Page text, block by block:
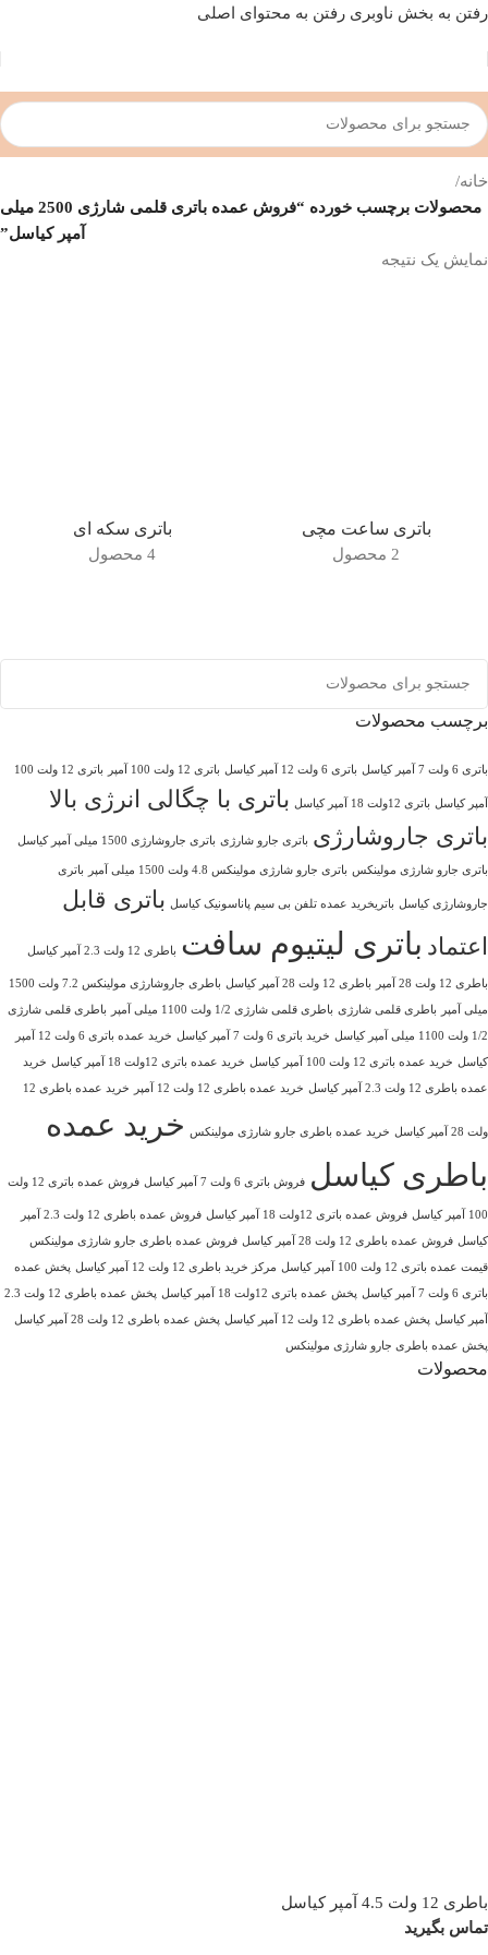
رفتن به بخش ناوبری رفتن به محتوای اصلی
خانه/
محصولات برچسب خورده “فروش عمده باتری قلمی شارژی 2500 میلی
آمپر کیاسل”
نمایش یک نتیجه
باتری ساعت مچی
2 محصول
باتری سکه ای
4 محصول
برچسب محصولات
باتری 6 ولت 7 آمپر کیاسل باتری 6 ولت 12 آمپر کیاسل باتری 12 ولت 100 آمپر باتری 12 ولت 100
آمپر کیاسل باتری 12ولت 18 آمپر کیاسل
باتری با چگالی انرژی بالا
باتری جاروشارژی باتری جارو شارژی باتری جاروشارژی 1500 میلی آمپر کیاسل
باتری جارو شارژی مولینکس باتری جارو شارژی مولینکس 4.8 ولت 1500 میلی آمپر باتری
جاروشارژی کیاسل باتریخرید عمده تلفن بی سیم پاناسونیک کیاسل باتری قابل
اعتماد باتری لیتیوم سافت باطری 12 ولت 2.3 آمپر کیاسل
باطری 12 ولت 28 آمپر باطری 12 ولت 28 آمپر کیاسل باطری جاروشارژی مولینکس 7.2 ولت 1500
میلی آمپر باطری قلمی شارژی باطری قلمی شارژی 1/2 ولت 1100 میلی آمپر باطری قلمی شارژی
1/2 ولت 1100 میلی آمپر کیاسل خرید باتری 6 ولت 7 آمپر کیاسل خرید عمده باتری 6 ولت 12 آمپر
کیاسل خرید عمده باتری 12 ولت 100 آمپر کیاسل خرید عمده باتری 12ولت 18 آمپر کیاسل خرید
عمده باطری 12 ولت 2.3 آمپر کیاسل خرید عمده باطری 12 ولت 12 آمپر خرید عمده باطری 12
ولت 28 آمپر کیاسل خرید عمده باطری جارو شارژی مولینکس
خرید عمده
باطری کیاسل فروش باتری 6 ولت 7 آمپر کیاسل فروش عمده باتری 12 ولت
100 آمپر کیاسل فروش عمده باتری 12ولت 18 آمپر کیاسل فروش عمده باطری 12 ولت 2.3 آمپر
کیاسل فروش عمده باطری 12 ولت 28 آمپر کیاسل فروش عمده باطری جارو شارژی مولینکس
قیمت عمده باتری 12 ولت 100 آمپر کیاسل مرکز خرید باطری 12 ولت 12 آمپر کیاسل پخش عمده
باتری 6 ولت 7 آمپر کیاسل پخش عمده باتری 12ولت 18 آمپر کیاسل پخش عمده باطری 12 ولت 2.3
آمپر کیاسل پخش عمده باطری 12 ولت 12 آمپر کیاسل پخش عمده باطری 12 ولت 28 آمپر کیاسل
پخش عمده باطری جارو شارژی مولینکس
محصولات
باطری 12 ولت 4.5 آمپر کیاسل
تماس بگیرید